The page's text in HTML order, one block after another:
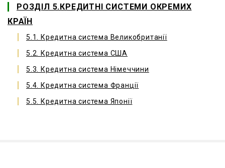
РОЗДІЛ 5.КРЕДИТНІ СИСТЕМИ ОКРЕМИХ
КРАЇН
5.1. Кредитна система Великобританії
5.2. Кредитна система США
5.3. Кредитна система Німеччини
5.4. Кредитна система Франції
5.5. Кредитна система Японії